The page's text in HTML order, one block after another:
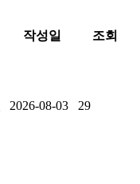
작성일 조회
2026-08-03 29